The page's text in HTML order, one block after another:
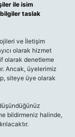
ile isim
taslak
ve İletişim
olarak hizmet
olarak denetleme
Ancak, üyelerimiz
siteye üye olarak
bildirmeniz halinde,